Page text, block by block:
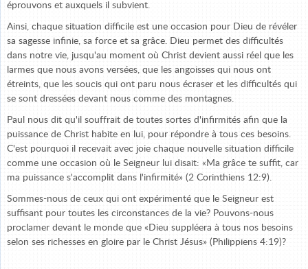
éprouvons et auxquels il subvient.
Ainsi, chaque situation difficile est une occasion pour Dieu de révéler
sa sagesse infinie, sa force et sa grâce. Dieu permet des difficultés
dans notre vie, jusqu'au moment où Christ devient aussi réel que les
larmes que nous avons versées, que les angoisses qui nous ont
étreints, que les soucis qui ont paru nous écraser et les difficultés qui
se sont dressées devant nous comme des montagnes.
Paul nous dit qu'il souffrait de toutes sortes d'infirmités afin que la
puissance de Christ habite en lui, pour répondre à tous ces besoins.
C'est pourquoi il recevait avec joie chaque nouvelle situation difficile
comme une occasion où le Seigneur lui disait: «Ma grâce te suffit, car
ma puissance s'accomplit dans l'infirmité» (2 Corinthiens 12:9).
Sommes-nous de ceux qui ont expérimenté que le Seigneur est
suffisant pour toutes les circonstances de la vie? Pouvons-nous
proclamer devant le monde que «Dieu suppléera à tous nos besoins
selon ses richesses en gloire par le Christ Jésus» (Philippiens 4:19)?